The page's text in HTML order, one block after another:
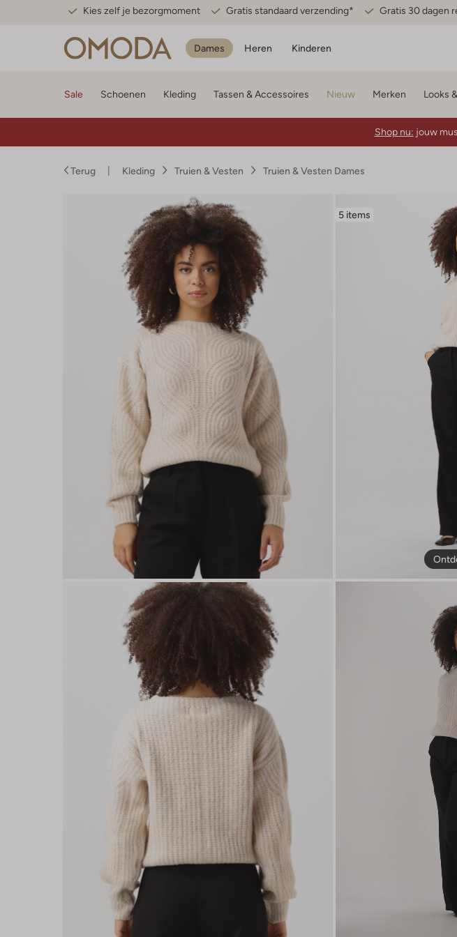
Kies zelf je bezorgmoment Gratis standaard verzending* Gratis 30 dagen
Dames Heren Kinderen
Sale Schoenen Kleding Tassen & Accessoires Nieuw Merken Looks
Shop nu: jouw
Terug Kleding Truien & Vesten Truien & Vesten Dames
5 items